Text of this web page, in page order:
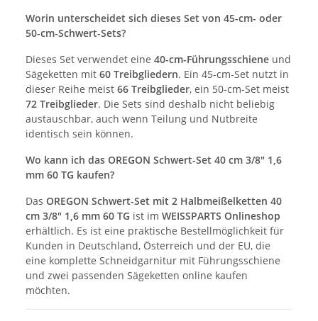
Worin unterscheidet sich dieses Set von 45-cm- oder
50-cm-Schwert-Sets?
Dieses Set verwendet eine 40-cm-Führungsschiene und
Sägeketten mit 60 Treibgliedern. Ein 45-cm-Set nutzt in
dieser Reihe meist 66 Treibglieder, ein 50-cm-Set meist
72 Treibglieder. Die Sets sind deshalb nicht beliebig
austauschbar, auch wenn Teilung und Nutbreite
identisch sein können.
Wo kann ich das OREGON Schwert-Set 40 cm 3/8" 1,6
mm 60 TG kaufen?
Das OREGON Schwert-Set mit 2 Halbmeißelketten 40
cm 3/8" 1,6 mm 60 TG ist im WEISSPARTS Onlineshop
erhältlich. Es ist eine praktische Bestellmöglichkeit für
Kunden in Deutschland, Österreich und der EU, die
eine komplette Schneidgarnitur mit Führungsschiene
und zwei passenden Sägeketten online kaufen
möchten.